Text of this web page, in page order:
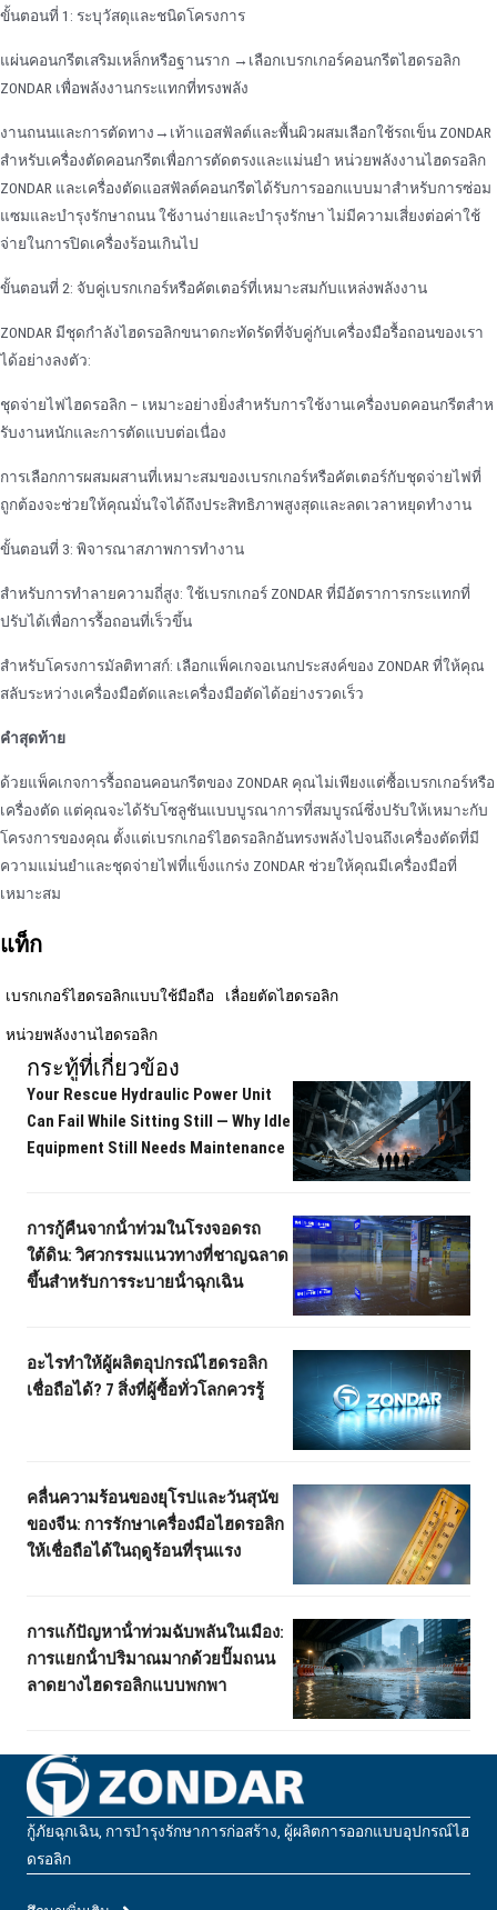
ขั้นตอนที่ 1: ระบุวัสดุและชนิดโครงการ
แผ่นคอนกรีตเสริมเหล็กหรือฐานราก →เลือกเบรกเกอร์คอนกรีตไฮดรอลิก
ZONDAR เพื่อพลังงานกระแทกที่ทรงพลัง
งานถนนและการตัดทาง→เท้าแอสฟัลต์และพื้นผิวผสมเลือกใช้รถเข็น ZONDAR
สําหรับเครื่องตัดคอนกรีตเพื่อการตัดตรงและแม่นยํา หน่วยพลังงานไฮดรอลิก
ZONDAR และเครื่องตัดแอสฟัลต์คอนกรีตได้รับการออกแบบมาสําหรับการซ่อม
แซมและบํารุงรักษาถนน ใช้งานง่ายและบํารุงรักษา ไม่มีความเสี่ยงต่อค่าใช้
จ่ายในการปิดเครื่องร้อนเกินไป
ขั้นตอนที่ 2: จับคู่เบรกเกอร์หรือคัตเตอร์ที่เหมาะสมกับแหล่งพลังงาน
ZONDAR มีชุดกําลังไฮดรอลิกขนาดกะทัดรัดที่จับคู่กับเครื่องมือรื้อถอนของเรา
ได้อย่างลงตัว:
ชุดจ่ายไฟไฮดรอลิก – เหมาะอย่างยิ่งสําหรับการใช้งานเครื่องบดคอนกรีตสําห
รับงานหนักและการตัดแบบต่อเนื่อง
การเลือกการผสมผสานที่เหมาะสมของเบรกเกอร์หรือคัตเตอร์กับชุดจ่ายไฟที่
ถูกต้องจะช่วยให้คุณมั่นใจได้ถึงประสิทธิภาพสูงสุดและลดเวลาหยุดทํางาน
ขั้นตอนที่ 3: พิจารณาสภาพการทํางาน
สําหรับการทําลายความถี่สูง: ใช้เบรกเกอร์ ZONDAR ที่มีอัตราการกระแทกที่
ปรับได้เพื่อการรื้อถอนที่เร็วขึ้น
สําหรับโครงการมัลติทาสก์: เลือกแพ็คเกจอเนกประสงค์ของ ZONDAR ที่ให้คุณ
สลับระหว่างเครื่องมือตัดและเครื่องมือตัดได้อย่างรวดเร็ว
คําสุดท้าย
ด้วยแพ็คเกจการรื้อถอนคอนกรีตของ ZONDAR คุณไม่เพียงแต่ซื้อเบรกเกอร์หรือ
เครื่องตัด แต่คุณจะได้รับโซลูชันแบบบูรณาการที่สมบูรณ์ซึ่งปรับให้เหมาะกับ
โครงการของคุณ ตั้งแต่เบรกเกอร์ไฮดรอลิกอันทรงพลังไปจนถึงเครื่องตัดที่มี
ความแม่นยําและชุดจ่ายไฟที่แข็งแกร่ง ZONDAR ช่วยให้คุณมีเครื่องมือที่
เหมาะสม
แท็ก
เบรกเกอร์ไฮดรอลิกแบบใช้มือถือ เลื่อยตัดไฮดรอลิก
หน่วยพลังงานไฮดรอลิก
กระทู้ที่เกี่ยวข้อง
Your Rescue Hydraulic Power Unit
Can Fail While Sitting Still — Why Idle
Equipment Still Needs Maintenance
การกู้คืนจากน้ําท่วมในโรงจอดรถ
ใต้ดิน: วิศวกรรมแนวทางที่ชาญฉลาด
ขึ้นสําหรับการระบายน้ําฉุกเฉิน
อะไรทําให้ผู้ผลิตอุปกรณ์ไฮดรอลิก
เชื่อถือได้? 7 สิ่งที่ผู้ซื้อทั่วโลกควรรู้
คลื่นความร้อนของยุโรปและวันสุนัข
ของจีน: การรักษาเครื่องมือไฮดรอลิก
ให้เชื่อถือได้ในฤดูร้อนที่รุนแรง
การแก้ปัญหาน้ําท่วมฉับพลันในเมือง:
การแยกน้ําปริมาณมากด้วยปั๊มถนน
ลาดยางไฮดรอลิกแบบพกพา
กู้ภัยฉุกเฉิน, การบํารุงรักษาการก่อสร้าง, ผู้ผลิตการออกแบบอุปกรณ์ไฮ
ดรอลิก